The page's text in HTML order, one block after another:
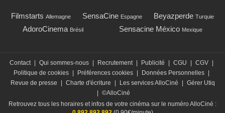
Filmstarts Allemagne SensaCine Espagne Beyazperde Turquie
AdoroCinema Brésil Sensacine México Mexique
Contact Qui sommes-nous Recrutement Publicité CGU CGV
Politique de cookies
Préférences cookies Données Personnelles
Revue de presse
Charte d'écriture Les services AlloCiné
Gérer Utiq
©AlloCiné
Retrouvez tous les horaires et infos de votre cinéma sur le numéro AlloCiné :